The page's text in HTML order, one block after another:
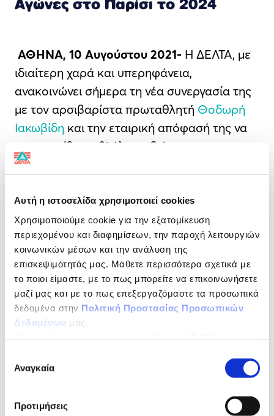
Αυτή η ιστοσελίδα χρησιμοποιεί cookies
Χρησιμοποιούμε cookie για την εξατομίκευση
περιεχομένου και διαφημίσεων, την παροχή λειτουργιών
κοινωνικών μέσων και την ανάλυση της
επισκεψιμότητάς μας. Μάθετε περισσότερα σχετικά με
το ποιοι είμαστε, με το πως μπορείτε να επικοινωνήσετε
μαζί μας και με το πως επεξεργαζόμαστε τα προσωπικά
δεδομένα στην Πολιτική Προστασίας Προσωπικών
Δεδομένων μας.
συγκατάθεσης
Αναγκαία
Προτιμήσεις
Αγώνες στο Παρίσι το 2024
ΑΘΗΝΑ, 10 Αυγούστου 2021- Η ΔΕΛΤΑ, με
ιδιαίτερη χαρά και υπερηφάνεια,
ανακοινώνει σήμερα τη νέα συνεργασία της
με τον αρσιβαρίστα πρωταθλητή Θοδωρή
Ιακωβίδη και την εταιρική απόφασή της να
τον στηρίξει καθ’ όλη τη διάρκεια της
προετοιμασίας του για τους
«Ευχαριστώ από καρδιάς τη @delta_gr που
από την πρώτη στιγμή με αναζήτησε και
αποφάσισε να στηρίξει την προετοιμασία
μου ως τους Ολυμπιακούς στο Παρίσι! Είμαι
ευγνώμων που μου δίνει τη δυνατότητα να
συνεχίσω να κάνω αυτό που αγαπάω.
Κυρίως, η μεγάλη αγάπη που εισέπραξα απ΄
τον κόσμο όλες αυτές τις μέρες, αλλά και η
στήριξη μιας τόσο σημαντικής ελληνικής
εταιρείας, όπως η ΔΕΛΤΑ, δίνουν δύναμη στο
«θηρίο» μέσα μου για να προσπαθήσω να